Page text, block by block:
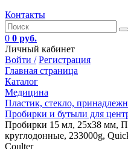
Контакты
0 0 руб.
Личный кабинет
Войти / Регистрация
Главная страница
Каталог
Медицина
Пластик, стекло,
Пробирки и бутыли для
Пробирки 15 мл, 25х38 мм,
круглодонные, 233000g,
Coulter